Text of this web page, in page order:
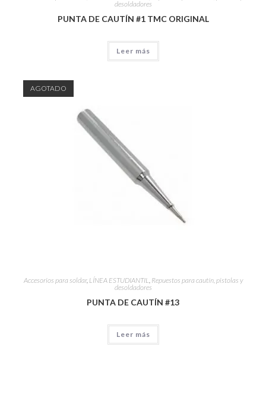
desoldadores
PUNTA DE CAUTÍN #1 TMC ORIGINAL
Leer más
AGOTADO
Accesorios para soldar, LÍNEA ESTUDIANTIL, Repuestos para cautín, pistolas y
desoldadores
PUNTA DE CAUTÍN #13
Leer más